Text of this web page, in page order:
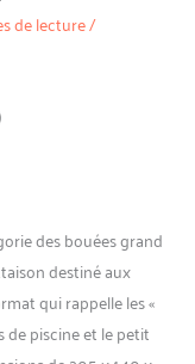
de lecture/
des bouées grand
destiné aux
qui rappelle les «
de piscine et le petit